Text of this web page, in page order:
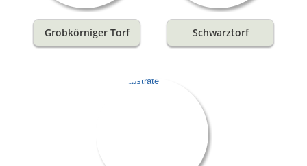
Grobkörniger Torf Schwarztorf